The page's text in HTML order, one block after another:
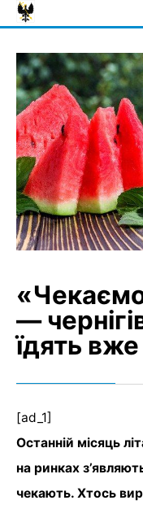
Skip
to
—
їдять
[ad_1]
Останній місяць
на ринках
чекають. Хтось